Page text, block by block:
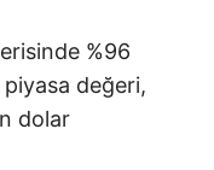
%96
değeri,
dolar